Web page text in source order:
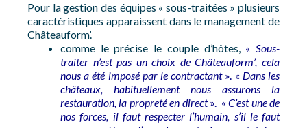
Pour la gestion des équipes « sous-traitées » plusieurs
caractéristiques apparaissent dans le management de
Châteauform’.
comme le précise le couple d’hôtes,«Sous-
traiter n’est pas un choix de Châteauform’, cela
nous a été imposé par le contractant ». « Dans les
châteaux, habituellement nous assurons la
restauration, la propreté en direct». «C’est une de
nos forces, il faut respecter l’humain, s’il le faut